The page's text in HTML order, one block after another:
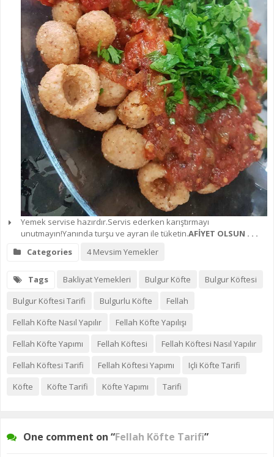
Yemek servise hazırdır.Servis ederken karıştırmayı
unutmayın!Yanında turşu ve ayran ile tüketin.AFİYET OLSUN . . .
Categories
4 Mevsim Yemekler
Tags Bakliyat Yemekleri Bulgur Köfte
Bulgur Köftesi
Bulgur Köftesi Tarifi
Bulgurlu Köfte
Fellah
Fellah Köfte Nasıl Yapılır
Fellah Köfte Yapılışı
Fellah Köfte Yapımı
Fellah Köftesi
Fellah Köftesi Nasıl Yapılır
Fellah Köftesi Tarifi
Fellah Köftesi Yapımı
Içli Köfte Tarifi
Köfte
Köfte Tarifi Köfte Yapımı Tarifi
One comment on “Fellah Köfte Tarifi”